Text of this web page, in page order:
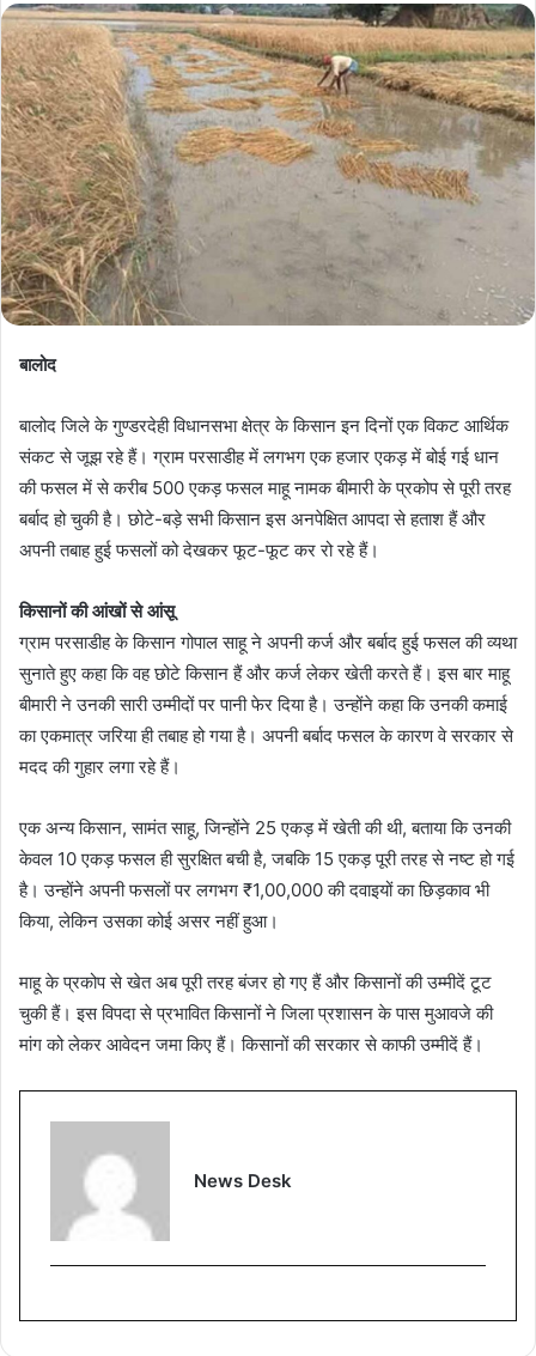
बालोद
बालोद जिले के गुण्डरदेही विधानसभा क्षेत्र के किसान इन दिनों एक विकट आर्थिक
संकट से जूझ रहे हैं। ग्राम परसाडीह में लगभग एक हजार एकड़ में बोई गई धान
की फसल में से करीब 500 एकड़ फसल माहू नामक बीमारी के प्रकोप से पूरी तरह
बर्बाद हो चुकी है। छोटे-बड़े सभी किसान इस अनपेक्षित आपदा से हताश हैं और
अपनी तबाह हुई फसलों को देखकर फूट-फूट कर रो रहे हैं।
किसानों की आंखों से आंसू
ग्राम परसाडीह के किसान गोपाल साहू ने अपनी कर्ज और बर्बाद हुई फसल की व्यथा
सुनाते हुए कहा कि वह छोटे किसान हैं और कर्ज लेकर खेती करते हैं। इस बार माहू
बीमारी ने उनकी सारी उम्मीदों पर पानी फेर दिया है। उन्होंने कहा कि उनकी कमाई
का एकमात्र जरिया ही तबाह हो गया है। अपनी बर्बाद फसल के कारण वे सरकार से
मदद की गुहार लगा रहे हैं।
एक अन्य किसान, सामंत साहू, जिन्होंने 25 एकड़ में खेती की थी, बताया कि उनकी
केवल 10 एकड़ फसल ही सुरक्षित बची है, जबकि 15 एकड़ पूरी तरह से नष्ट हो गई
है। उन्होंने अपनी फसलों पर लगभग ₹1,00,000 की दवाइयों का छिड़काव भी
किया, लेकिन उसका कोई असर नहीं हुआ।
माहू के प्रकोप से खेत अब पूरी तरह बंजर हो गए हैं और किसानों की उम्मीदें टूट
चुकी हैं। इस विपदा से प्रभावित किसानों ने जिला प्रशासन के पास मुआवजे की
मांग को लेकर आवेदन जमा किए हैं। किसानों की सरकार से काफी उम्मीदें हैं।
News Desk